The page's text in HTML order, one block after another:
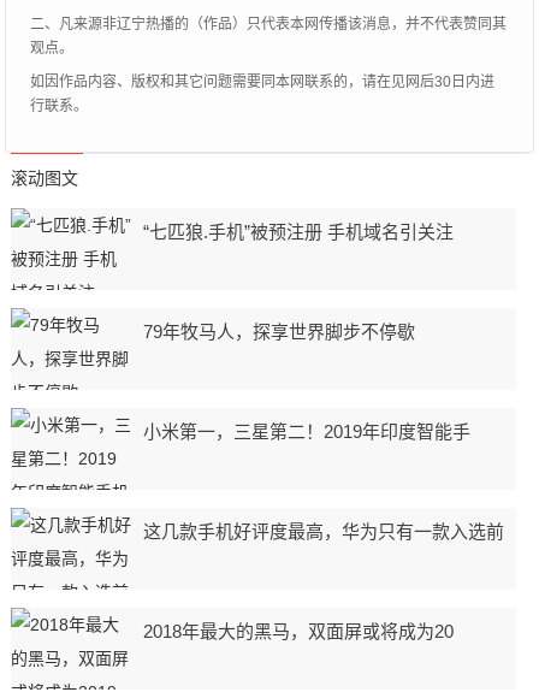
二、凡来源非辽宁热播的（作品）只代表本网传播该消息，并不代表赞同其
观点。
如因作品内容、版权和其它问题需要同本网联系的，请在见网后30日内进
行联系。
滚动图文
“七匹狼.手机”被预注册 手机域名引关注
79年牧马人，探享世界脚步不停歇
小米第一，三星第二！2019年印度智能手
这几款手机好评度最高，华为只有一款入选前
2018年最大的黑马，双面屏或将成为20